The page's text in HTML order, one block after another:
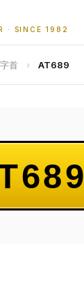
· SINCE 1982
首 › AT689